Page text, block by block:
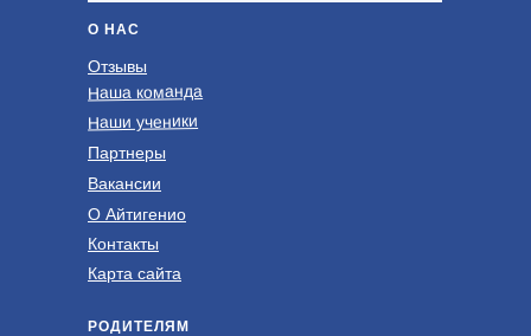
РОДИТЕЛЯМ
О НАС
Отзывы
Наша команда
Наши ученики
Партнеры
Вакансии
О Айтигенио
Контакты
Карта сайта